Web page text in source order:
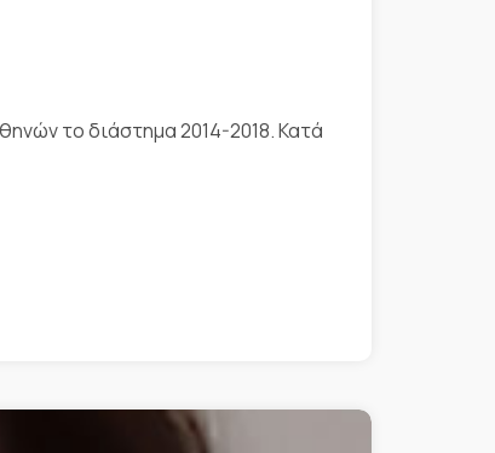
το διάστημα 2014-2018. Κατά